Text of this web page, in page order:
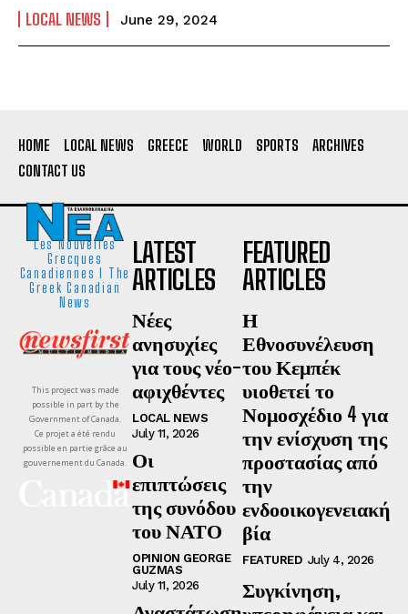
LOCAL NEWS June 29, 2024
HOME LOCAL NEWS GREECE WORLD SPORTS
ARCHIVES
CONTACT US
Les Nouvelles
Grecques
Canadiennes I The
Greek Canadian
News
This project was made
possible in part by the
Government of Canada.
Ce projet a été rendu
possible en partie grâce au
gouvernement du Canada.
LATEST
ARTICLES
Νέες
ανησυχίες
για τους νέο-
αφιχθέντες
LOCAL NEWS
July 11, 2026
Οι
επιπτώσεις
της συνόδου
του ΝΑΤΟ
OPINION GEORGE
GUZMAS
July 11, 2026
FEATURED
ARTICLES
Η
Εθνοσυνέλευση
του Κεμπέκ
υιοθετεί το
Νομοσχέδιο 4 για
την ενίσχυση της
προστασίας από
την
ενδοοικογενειακή
βία
FEATURED July 4, 2026
Συγκίνηση,